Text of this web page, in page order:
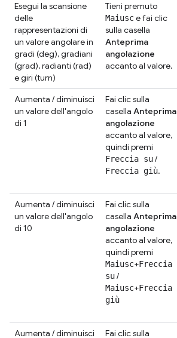
Esegui la scansione
delle
rappresentazioni di
un valore angolare in
gradi (deg), gradiani
(grad), radianti (rad)
e giri (turn)
Tieni premuto
Maiusce fai clic
sulla casella
Anteprima
angolazione
accanto al valore.
Aumenta / diminuisci
un valore dell'angolo
di 1
Fai clic sulla
casella Anteprima
angolazione
accanto al valore,
quindi premi
Freccia su/
Freccia giù.
Aumenta / diminuisci
un valore dell'angolo
di 10
Fai clic sulla
casella Anteprima
angolazione
accanto al valore,
quindi premi
Maiusc+Freccia
su/
Maiusc+Freccia
giù
Aumenta / diminuisci Fai clic sulla